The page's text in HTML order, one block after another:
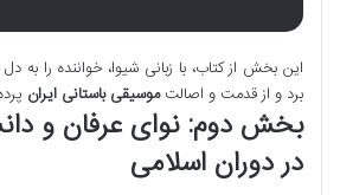
این بخش از کتاب، با زبانی شیوا، خواننده را به
برد و از قدمت و اصالتموسیقی باستانی ایران
بخش دوم: نوای عرفان و
در دوران اسلامی